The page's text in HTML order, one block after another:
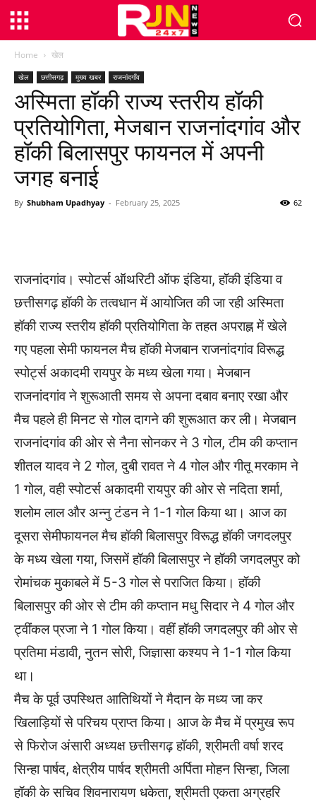
Home खेल
खेल छत्तीसगढ़ मुख्य खबर राजनांदगाँव
अस्मिता हॉकी राज्य स्तरीय हॉकी
प्रतियोगिता, मेजबान राजनांदगांव और
हॉकी बिलासपुर फायनल में अपनी
जगह बनाई
By Shubham Upadhyay - February 25, 2025 62
राजनांदगांव। स्पोटर्स ऑथरिटी ऑफ इंडिया, हॉकी इंडिया व
छत्तीसगढ़ हॉकी के तत्वधान में आयोजित की जा रही अस्मिता
हॉकी राज्य स्तरीय हॉकी प्रतियोगिता के तहत अपराह्न में खेले
गए पहला सेमी फायनल मैच हॉकी मेजबान राजनांदगांव विरूद्ध
स्पोर्ट्स अकादमी रायपुर के मध्य खेला गया। मेजबान
राजनांदगांव ने शुरूआती समय से अपना दबाव बनाए रखा और
मैच पहले ही मिनट से गोल दागने की शुरूआत कर ली। मेजबान
राजनांदगांव की ओर से नैना सोनकर ने 3 गोल, टीम की कप्तान
शीतल यादव ने 2 गोल, दुबी रावत ने 4 गोल और गीतू मरकाम ने
1 गोल, वही स्पोटर्स अकादमी रायपुर की ओर से नदिता शर्मा,
शलोम लाल और अन्नु टंडन ने 1-1 गोल किया था। आज का
दूसरा सेमीफायनल मैच हॉकी बिलासपुर विरूद्ध हॉकी जगदलपुर
के मध्य खेला गया, जिसमें हॉकी बिलासपुर ने हॉकी जगदलपुर को
रोमांचक मुकाबले में 5-3 गोल से पराजित किया। हॉकी
बिलासपुर की ओर से टीम की कप्तान मधु सिदार ने 4 गोल और
ट्वींकल प्रजा ने 1 गोल किया। वहीं हॉकी जगदलपुर की ओर से
प्रतिमा मंडावी, नुतन सोरी, जिज्ञासा कश्यप ने 1-1 गोल किया
था।
मैच के पूर्व उपस्थित आतिथियों ने मैदान के मध्य जा कर
खिलाड़ियों से परिचय प्राप्त किया। आज के मैच में प्रमुख रूप
से फिरोज अंसारी अध्यक्ष छत्तीसगढ़ हॉकी, श्रीमती वर्षा शरद
सिन्हा पार्षद, क्षेत्रीय पार्षद श्रीमती अर्पिता मोहन सिन्हा, जिला
हॉकी के सचिव शिवनारायण धकेता, श्रीमती एकता अग्रहरि